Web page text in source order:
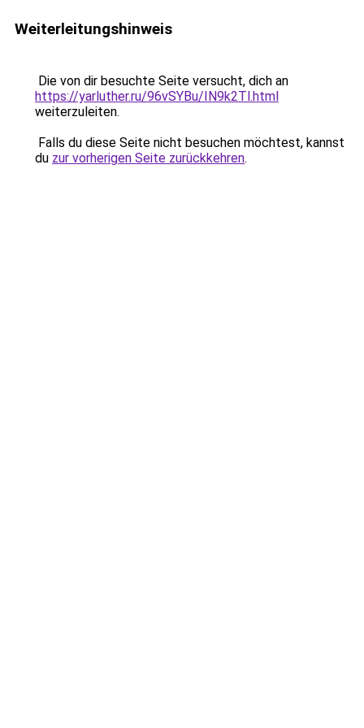
Weiterleitungshinweis
Die von dir besuchte Seite versucht, dich an
https://yarluther.ru/96vSYBu/IN9k2Tl.html
weiterzuleiten.
Falls du diese Seite nicht besuchen möchtest, kannst
du zur vorherigen Seite zurückkehren.